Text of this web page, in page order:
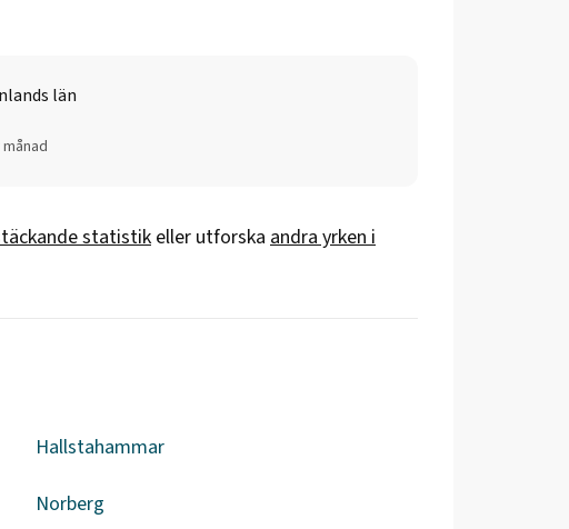
län
statistik eller utforska andra yrken i
Hallstahammar
Norberg